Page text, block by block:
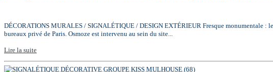
DÉCORATIONS MURALES / SIGNALÉTIQUE / DESIGN EXTÉRIEUR Fresque monumentale :
bureaux privé de Paris. Osmoze est intervenu au sein du site...
Lire la suite